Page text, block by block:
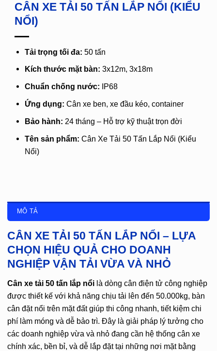
CÂN XE TẢI 50 TẤN LẮP NỔI (KIỂU
NỔI)
Tải trọng tối đa: 50 tấn
Kích thước mặt bàn: 3x12m, 3x18m
Chuẩn chống nước: IP68
Ứng dụng: Cân xe ben, xe đầu kéo, container
Bảo hành: 24 tháng – Hỗ trợ kỹ thuật trọn đời
Tên sản phẩm: Cân Xe Tải 50 Tấn Lắp Nổi (Kiểu
Nổi)
MÔ TẢ
CÂN XE TẢI 50 TẤN LẮP NỔI – LỰA
CHỌN HIỆU QUẢ CHO DOANH
NGHIỆP VẬN TẢI VỪA VÀ NHỎ
Cân xe tải 50 tấn lắp nổi là dòng cân điện tử công nghiệp
được thiết kế với khả năng chịu tải lên đến 50.000kg, bàn
cân đặt nổi trên mặt đất giúp thi công nhanh, tiết kiệm chi
phí làm móng và dễ bảo trì. Đây là giải pháp lý tưởng cho
các doanh nghiệp vừa và nhỏ đang cần hệ thống cân xe
chính xác, bền bỉ, và dễ lắp đặt tại những nơi mặt bằng